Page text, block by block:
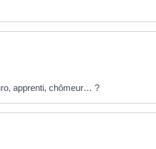
apprenti, chômeur… ?